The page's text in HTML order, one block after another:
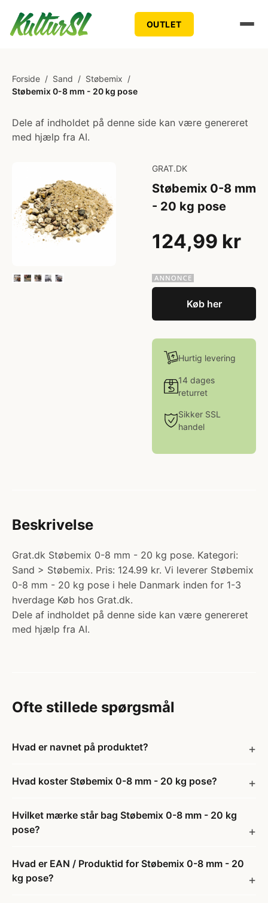
OUTLET
Forside / Sand / Støbemix /
Støbemix 0-8 mm - 20 kg pose
Dele af indholdet på denne side kan være genereret
med hjælp fra AI.
GRAT.DK
Støbemix 0-8 mm
- 20 kg pose
124,99 kr
Køb her
Hurtig levering
14 dages
returret
Sikker SSL
handel
Beskrivelse
Grat.dk Støbemix 0-8 mm - 20 kg pose. Kategori:
Sand > Støbemix. Pris: 124.99 kr. Vi leverer Støbemix
0-8 mm - 20 kg pose i hele Danmark inden for 1-3
hverdage Køb hos Grat.dk.
Dele af indholdet på denne side kan være genereret
med hjælp fra AI.
Ofte stillede spørgsmål
Hvad er navnet på produktet?
Hvad koster Støbemix 0-8 mm - 20 kg pose?
Hvilket mærke står bag Støbemix 0-8 mm - 20 kg
pose?
Hvad er EAN / Produktid for Støbemix 0-8 mm - 20
kg pose?